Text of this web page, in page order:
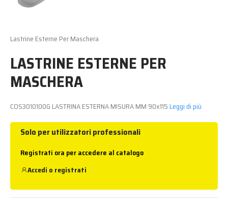
Lastrine Esterne Per Maschera
LASTRINE ESTERNE PER
MASCHERA
COS3010100G LASTRINA ESTERNA MISURA MM 90x115Leggi di più
Solo per utilizzatori professionali
Registrati ora per accedere al catalogo
Accedi o registrati